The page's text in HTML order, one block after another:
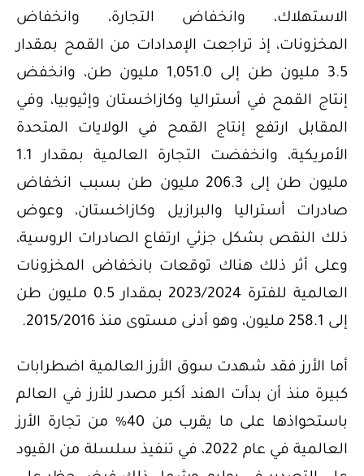
الاستهلاك، وانخفاض التجارة، وانخفاض
المخزونات، إذ تراجعت الإمدادات من القمح بمقدار
3.5 مليون طن إلى 1,051.0 مليون طن، وانخفض
إنتاج القمح في أستراليا وكازاخستان وإثيوبيا، وفي
المقابل ارتفع إنتاج القمح في الولايات المتحدة
الأمريكية، وانخفضت التجارة العالمية بمقدار 1.1
مليون طن إلى 206.3 مليون طن بسبب انخفاض
صادرات أستراليا والبرازيل وكازاخستان، وعوض
ذلك النقص بشكل جزئي ارتفاع الصادرات الروسية،
وعلى أثر ذلك هناك توقعات بانخفاض المخزونات
العالمية للفترة 2023/2024 بمقدار 0.5 مليون طن
إلى 258.1 مليون، وهو أدنى مستوى منذ 2015/2016.
أما الأرز فقد شهدت سوق الأرز العالمية اضطرابات
كبيرة منذ أن بدأت الهند أكبر مصدر للأرز في العالم
باستحواذها على ما يقرب من 40% من تجارة الأرز
العالمية في عام 2022، في تنفيذ سلسلة من القيود